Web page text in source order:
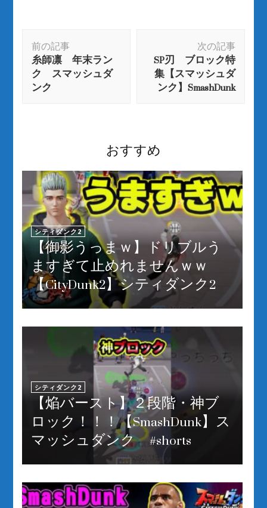
稿
ナ
ビ
前の記事
糸師凛 年末ラン
ク スマッシュダ
ンク
次の記事
SP刃 ブロック特
集【スマッシュダ
ンク】SmashDunk
おすすめ
シティダンク2
【御影うっまｗ】ドリブルう
ますぎて止めれませんｗｗ
【CityDunk2】シティダンク2
シティダンク2
【焔バースト】２段階・神ブ
ロック！！！【SmashDunk】ス
マッシュダンク #shorts